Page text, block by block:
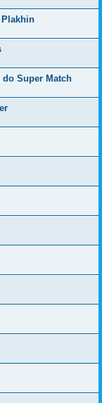
Plakhin
Super Match